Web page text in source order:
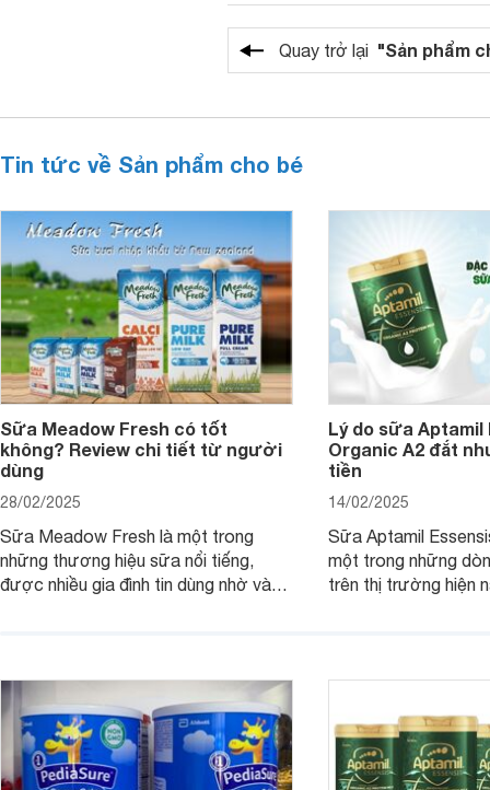
Quay trở lại "Sản phẩm
Tin tức về Sản phẩm cho bé
Sữa Meadow Fresh có tốt
không? Review chi tiết từ người
dùng
28/02/2025
Sữa Meadow Fresh là một trong
những thương hiệu sữa nổi tiếng,
được nhiều gia đình tin dùng nhờ vào
dưỡng có gì đặc biệt? Giá sữa
Meadow Fresh trên thị trường hiện
nay ra sao? Hãy cùng tìm hiểu ngay.
Lý do sữa Aptamil
Organic A2 đắt
tiền
14/02/2025
Sữa Aptamil
một trong những
trên thị trường hiện
hơn so với các
4 yếu tố sau.